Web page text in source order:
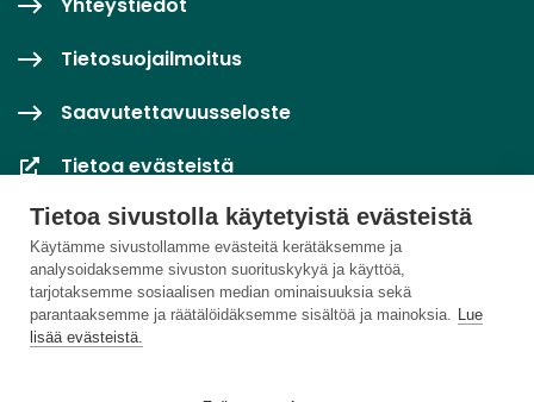
Tietoa sivustolla käytetyistä evästeistä
Käytämme sivustollamme evästeitä kerätäksemme ja
analysoidaksemme sivuston suorituskykyä ja käyttöä,
tarjotaksemme sosiaalisen median ominaisuuksia sekä
parantaaksemme ja räätälöidäksemme sisältöä ja mainoksia. Lue
lisää evästeistä.
Yhteystiedot
Tietosuojailmoitus
Saavutettavuusseloste
Tietoa evästeistä
Evästeasetukset